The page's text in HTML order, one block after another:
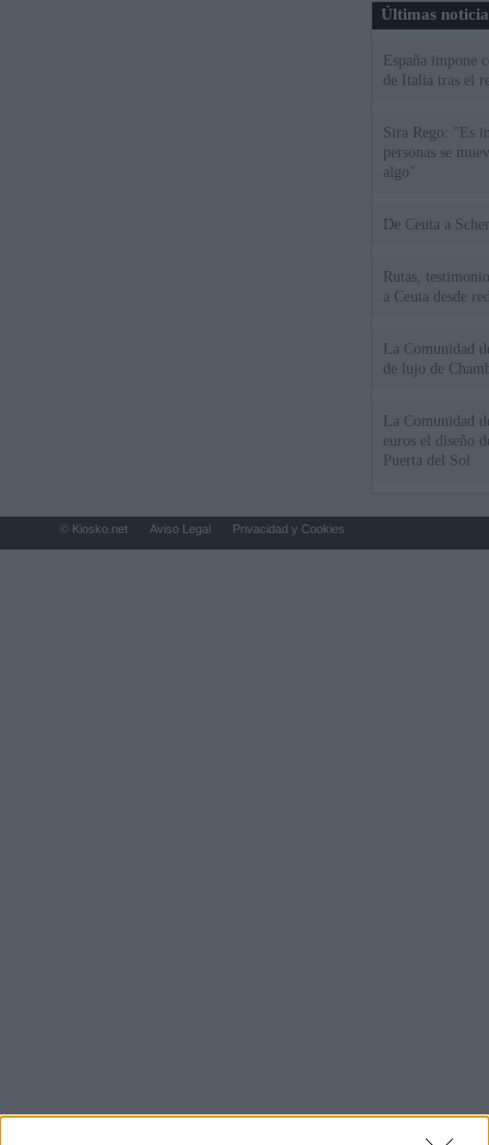
Últimas
España impone
de Italia tras el
Sira Rego: "Es
personas se
algo"
De
Rutas,
a Ceuta desde
La Comunidad
de lujo de
La Comunidad
euros el diseño
Puerta del Sol
© Kiosko.net Aviso Legal Privacidad y Cookies